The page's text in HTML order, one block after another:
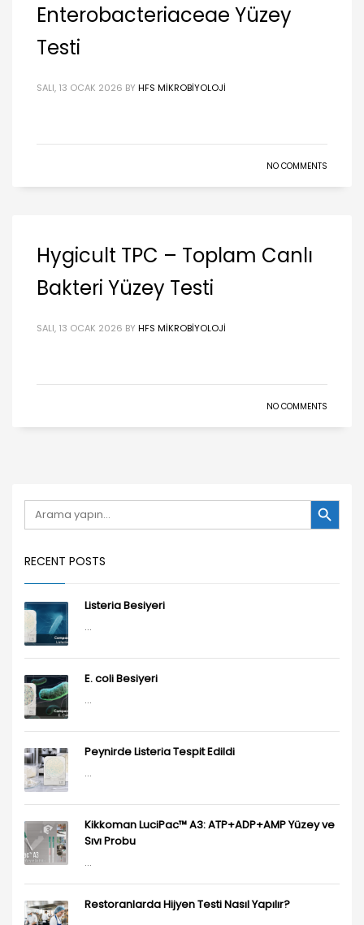
Enterobacteriaceae Yüzey
Testi
SALI, 13 OCAK 2026 BY HFS MIKROBIYOLOJI
NO COMMENTS
Hygicult TPC – Toplam Canlı
Bakteri Yüzey Testi
SALI, 13 OCAK 2026 BY HFS MIKROBIYOLOJI
NO COMMENTS
Search
for:
Search Button
RECENT POSTS
Listeria Besiyeri
...
E. coli Besiyeri
...
Peynirde Listeria Tespit Edildi
...
Kikkoman LuciPac™ A3: ATP+ADP+AMP Yüzey ve
Sıvı Probu
...
Restoranlarda Hijyen Testi Nasıl Yapılır?